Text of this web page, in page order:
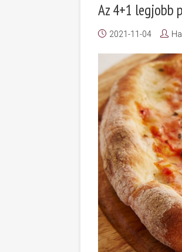
Az 4+1 legjobb
2021-11-04